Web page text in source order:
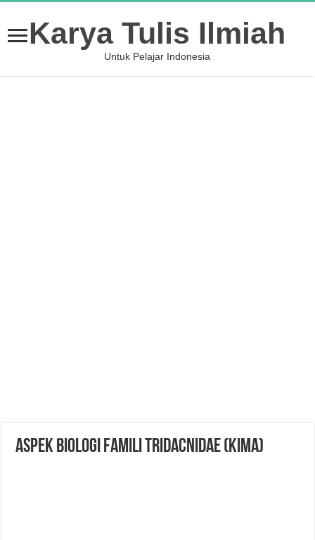
Karya Tulis Ilmiah
Untuk Pelajar Indonesia
ASPEK BIOLOGI FAMILI TRIDACNIDAE (KIMA)